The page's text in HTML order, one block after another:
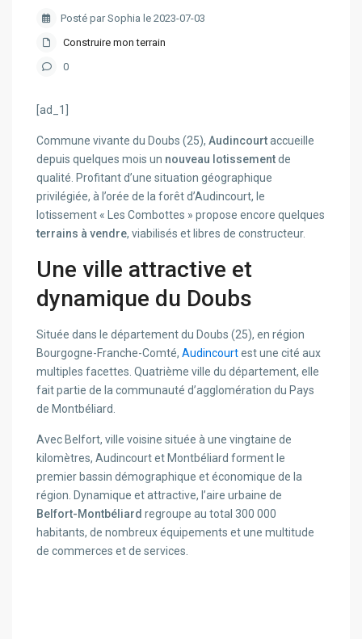
Posté par Sophia le 2023-07-03
Construire mon terrain
0
[ad_1]
Commune vivante du Doubs (25),Audincourtaccueille
depuis quelques mois un nouveau lotissementde
qualité. Profitant d’une situation géographique
privilégiée, à l’orée de la forêt d’Audincourt, le
lotissement « Les Combottes » propose encore quelques
terrains à vendre, viabilisés et libres de constructeur.
Une ville attractive et
dynamique du Doubs
Située dans le département du Doubs (25), en région
Bourgogne-Franche-Comté,Audincourtest une cité aux
multiples facettes. Quatrième ville du département, elle
fait partie de la communauté d’agglomération du Pays
de Montbéliard.
Avec Belfort, ville voisine située à une vingtaine de
kilomètres, Audincourt et Montbéliard forment le
premier bassin démographique et économique de la
région. Dynamique et attractive, l’aire urbaine de
Belfort-Montbéliard regroupe au total 300 000
habitants, de nombreux équipements et une multitude
de commerces et de services.